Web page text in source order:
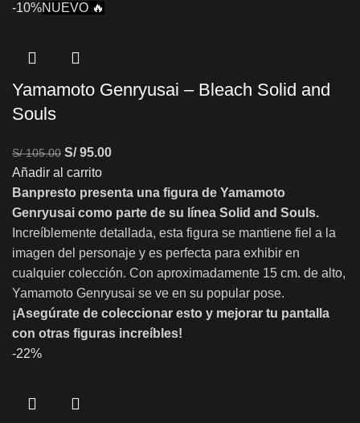
-10%NUEVO 🔥
Yamamoto Genryusai – Bleach Solid and
Souls
S/105.00 S/95.00
Añadir al carrito
Banpresto presenta una figura de Yamamoto
Genryusai como parte de su línea Solid and Souls.
Increíblemente detallada, esta figura se mantiene fiel a la
imagen del personaje y es perfecta para exhibir en
cualquier colección. Con aproximadamente 15 cm. de alto,
Yamamoto Genryusai se ve en su popular pose.
¡Asegúrate de coleccionar esto y mejorar tu pantalla
con otras figuras increíbles!
-22%